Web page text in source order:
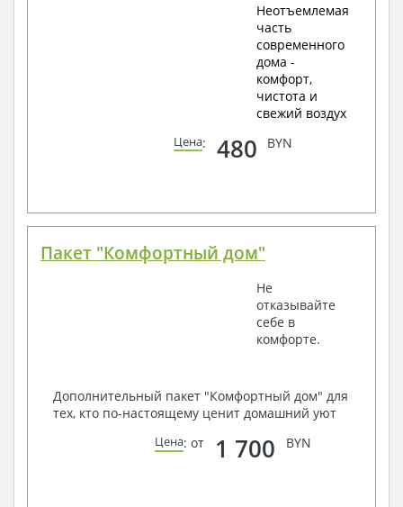
Неотъемлемая
часть
современного
дома -
комфорт,
чистота и
свежий воздух
Цена: 480 BYN
Пакет "Комфортный дом"
Не
отказывайте
себе в
комфорте.
Дополнительный пакет "Комфортный дом" для
тех, кто по-настоящему ценит домашний уют
Цена: от 1 700 BYN